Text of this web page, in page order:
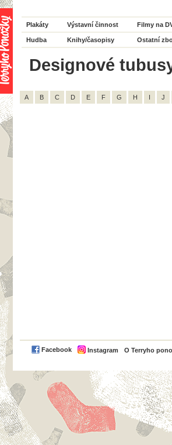
Plakáty Výstavní činnost Filmy na
Hudba Knihy/časopisy Ostatní
Designové
A B C D E F G H I J
Facebook Instagram O Terryho